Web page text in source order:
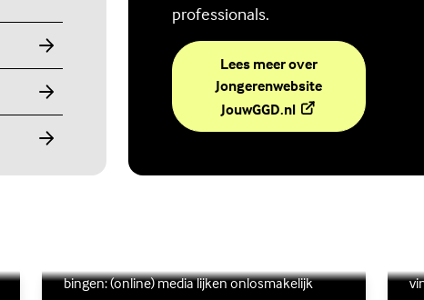
professionals.
Lees meer over
Jongerenwebsite
JouwGGD.nl(Externe link)
bingen: (online) media lijken onlosmakelijk
Lees meer over Ben jij digitaal in balans?
(Externe link) Lees